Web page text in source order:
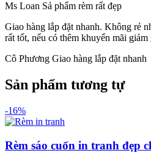
Ms Loan Sả phẩm rèm rất đẹp
Giao hàng lắp đặt nhanh. Không rẻ
rất tốt, nếu có thêm khuyến mãi giảm
Cô Phương Giao hàng lắp đặt nhanh
Sản phẩm tương tự
-16%
Rèm sáo cuốn in tranh đẹp